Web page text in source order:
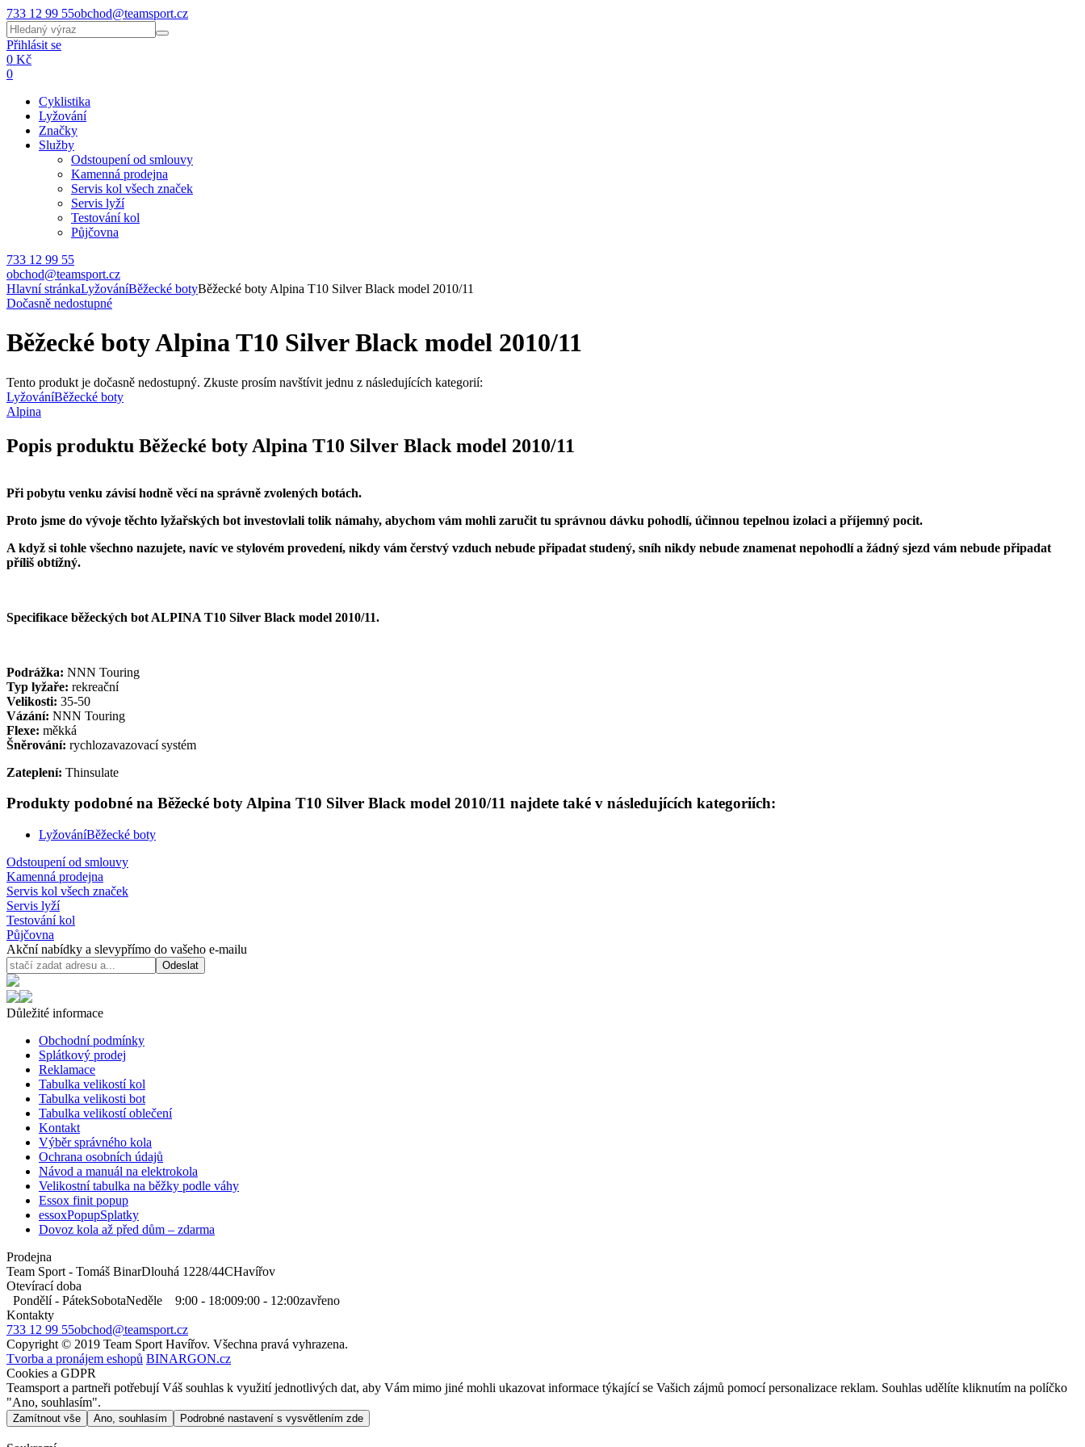
733 12 99 55obchod@teamsport.cz
Přihlásit se
0 Kč
0
Cyklistika
Lyžování
Značky
Služby
Odstoupení od smlouvy
Kamenná prodejna
Servis kol všech značek
Servis lyží
Testování kol
Půjčovna
733 12 99 55
obchod@teamsport.cz
Hlavní stránkaLyžováníBěžecké botyBěžecké boty Alpina T10 Silver Black model 2010/11
Dočasně nedostupné
Běžecké boty Alpina T10 Silver Black model 2010/11
Tento produkt je dočasně nedostupný. Zkuste prosím navštívit jednu z následujících kategorií:
LyžováníBěžecké boty
Alpina
Popis produktu Běžecké boty Alpina T10 Silver Black model 2010/11
Při pobytu venku závisí hodně věcí na správně zvolených botách.
Proto jsme do vývoje těchto lyžařských bot investovlali tolik námahy, abychom vám mohli zaručit tu správnou dávku pohodlí, účinnou tepelnou izolaci a příjemný pocit.
A když si tohle všechno nazujete, navíc ve stylovém provedení, nikdy vám čerstvý vzduch nebude připadat studený, sníh nikdy nebude znamenat nepohodlí a žádný sjezd vám nebude připadat
příliš obtížný.
Specifikace běžeckých bot ALPINA T10 Silver Black model 2010/11.
Podrážka: NNN Touring
Typ lyžaře: rekreační
Velikosti: 35-50
Vázání: NNN Touring
Flexe: měkká
Šněrování: rychlozavazovací systém
Zateplení: Thinsulate
Produkty podobné na Běžecké boty Alpina T10 Silver Black model 2010/11 najdete také v následujících kategoriích:
LyžováníBěžecké boty
Odstoupení od smlouvy
Kamenná prodejna
Servis kol všech značek
Servis lyží
Testování kol
Půjčovna
Akční nabídky a slevypřímo do vašeho e-mailu
Odeslat
Důležité informace
Obchodní podmínky
Splátkový prodej
Reklamace
Tabulka velikostí kol
Tabulka velikosti bot
Tabulka velikostí oblečení
Kontakt
Výběr správného kola
Ochrana osobních údajů
Návod a manuál na elektrokola
Velikostní tabulka na běžky podle váhy
Essox finit popup
essoxPopupSplatky
Dovoz kola až před dům – zdarma
Prodejna
Team Sport - Tomáš BinarDlouhá 1228/44CHavířov
Otevírací doba
Pondělí - PátekSobotaNeděle 9:00 - 18:009:00 - 12:00zavřeno
Kontakty
733 12 99 55obchod@teamsport.cz
Copyright © 2019 Team Sport Havířov. Všechna pravá vyhrazena.
Tvorba a pronájem eshopů BINARGON.cz
Cookies a GDPR
Teamsport a partneři potřebují Váš souhlas k využití jednotlivých dat, aby Vám mimo jiné mohli ukazovat informace týkající se Vašich zájmů pomocí personalizace reklam. Souhlas udělíte kliknutím na políčko
"Ano, souhlasím".
Zamítnout vše Ano, souhlasím Podrobné nastavení s vysvětlením zde